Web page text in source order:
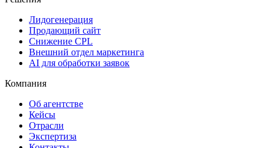
Лидогенерация
Продающий сайт
Снижение CPL
Внешний отдел маркетинга
AI для обработки заявок
Компания
Об агентстве
Кейсы
Отрасли
Экспертиза